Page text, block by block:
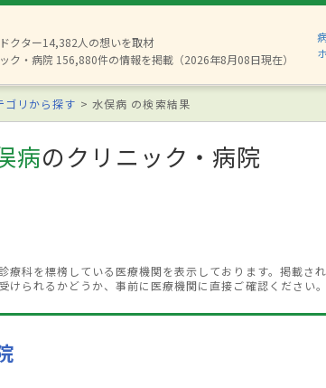
クター14,382人の想いを取材
ク・病院 156,880件の情報を掲載（2026年8月08日現在）
ゴリから探す 水俣病 の検索結果
病のクリニック・病院
科を標榜している医療機関を表示しております。掲載さ
られるかどうか、事前に医療機関に直接ご確認ください。